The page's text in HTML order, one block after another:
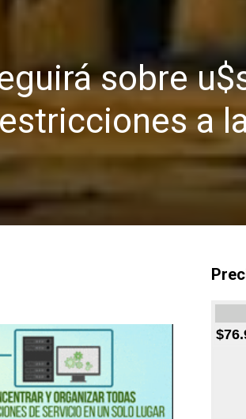
sobre
a